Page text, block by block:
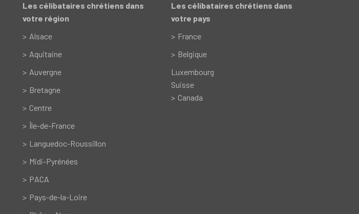
Les célibataires chrétiens dans
votre région
Alsace
Aquitaine
Auvergne
Bretagne
Centre
Île-de-France
Languedoc-Roussillon
Midi-Pyrénées
PACA
Pays-de-la-Loire
Les célibataires chrétiens dans
votre pays
France
Belgique
Luxembourg
Suisse
Canada